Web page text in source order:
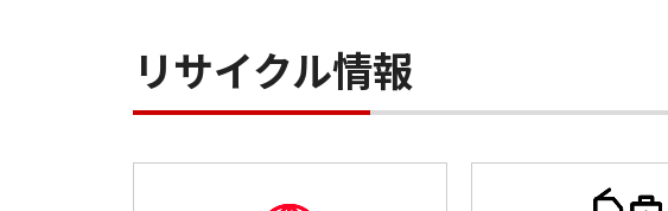
リサイクル情報